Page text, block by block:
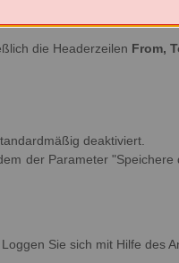
die Headerzeilen From,
deaktiviert.
der Parameter
Sie sich mit Hilfe des